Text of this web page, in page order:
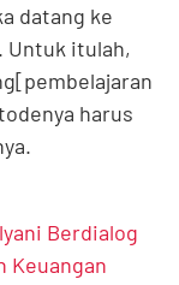
datang ke
Untuk itulah,
harus
Berdialog
Keuangan